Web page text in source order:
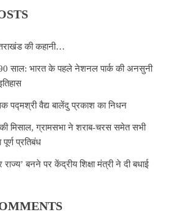
की कहानी…
साल: भारत के पहले नेशनल पार्क की अनसुनी
पद्मश्री वैद्य बालेंदु प्रकाश का निधन
की मिसाल, ग्रामसभा ने शराब-चरस समेत सभी
पूर्ण प्रतिबंध
राज्य’ बनने पर केंद्रीय शिक्षा मंत्री ने दी बधाई